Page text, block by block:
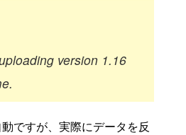
version 1.16
ですが、実際にデータを反